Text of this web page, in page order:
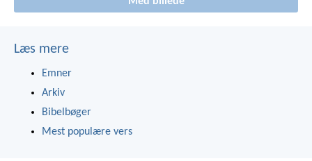
Læs mere
Emner
Arkiv
Bibelbøger
Mest populære vers